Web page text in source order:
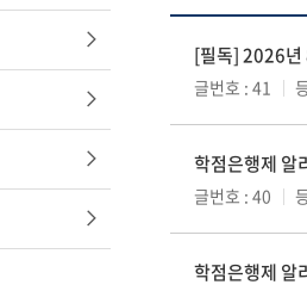
[필독] 2026년
글번호 : 41
학점은행제 알
글번호 : 40
학점은행제 알